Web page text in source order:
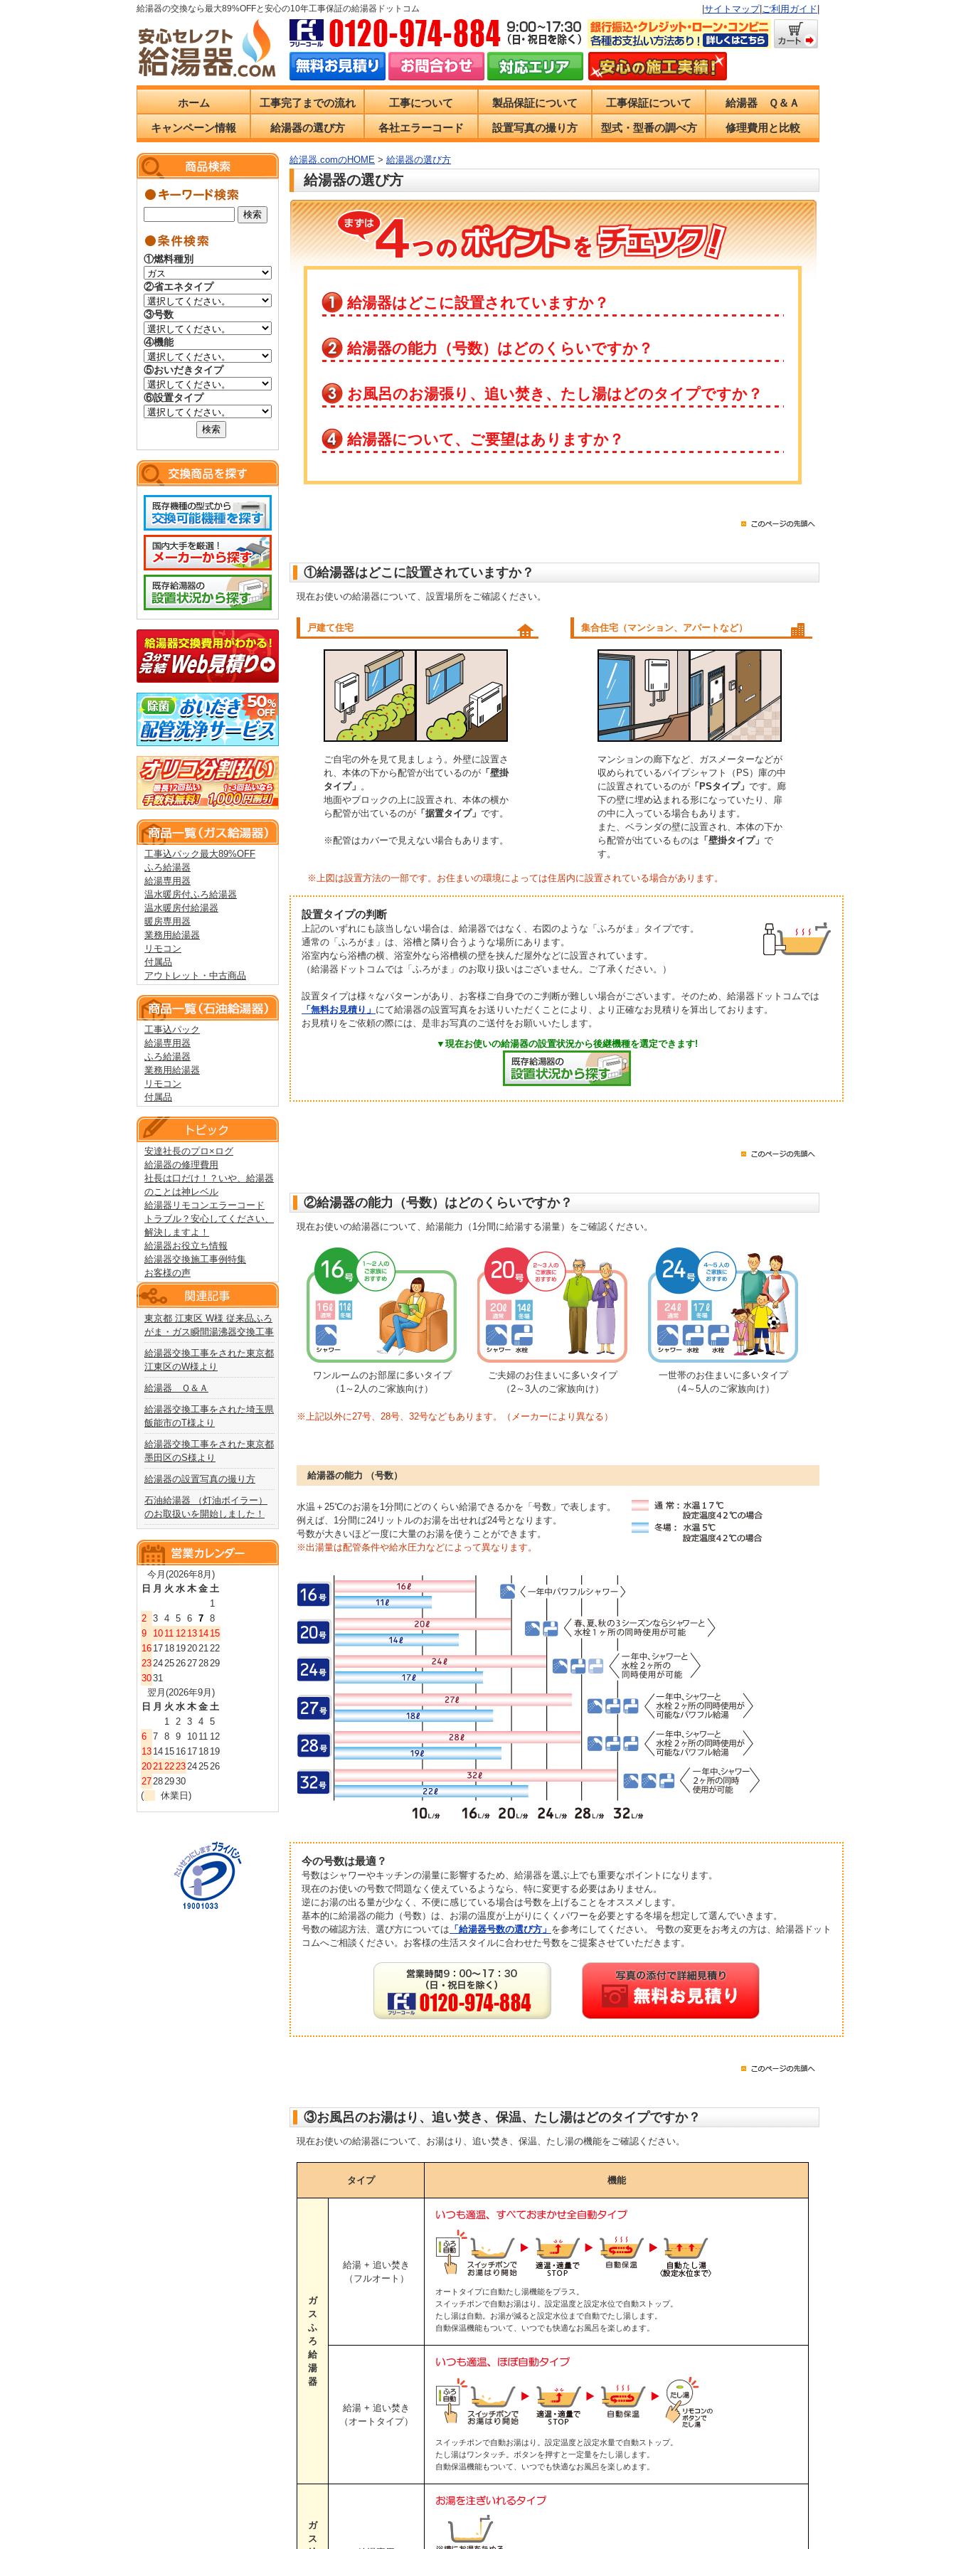
給湯器の交換なら最大89%OFFと安心の10年工事保証の給湯器ドットコム サイトマップ| ご利用ガイド
ホーム 工事完了までの流れ 工事について 製品保証について 工事保証について 給湯器 Ｑ＆Ａ
キャンペーン情報 給湯器の選び方 各社エラーコード 設置写真の撮り方 型式・型番の調べ方 修理費用と比較
給湯器.comのHOME > 給湯器の選び方
給湯器の選び方
給湯器はどこに設置されていますか？
給湯器の能力（号数）はどのくらいですか？
お風呂のお湯張り、追い焚き、たし湯はどのタイプですか？
給湯器について、ご要望はありますか？
①給湯器はどこに設置されていますか？
現在お使いの給湯器について、設置場所をご確認ください。
戸建て住宅
ご自宅の外を見て見ましょう。外壁に設置さ
れ、本体の下から配管が出ているのが 「壁掛
タイプ」 。
地面やブロックの上に設置され、本体の横か
ら配管が出ているのが 「据置タイプ」 です。
※配管はカバーで見えない場合もあります。
集合住宅（マンション、アパートなど）
マンションの廊下など、ガスメーターなどが
収められているパイプシャフト（PS）庫の中
に設置されているのが 「PSタイプ」 です。廊
下の壁に埋め込まれる形になっていたり、扉
の中に入っている場合もあります。
また、ベランダの壁に設置され、本体の下か
ら配管が出ているものは 「壁掛タイプ」 で
す。
※上図は設置方法の一部です。お住まいの環境によっては住居内に設置されている場合があります。
設置タイプの判断
上記のいずれにも該当しない場合は、給湯器ではなく、右図のような「ふろがま」タイプです。
通常の「ふろがま」は、浴槽と隣り合うような場所にあります。
浴室内なら浴槽の横、浴室外なら浴槽横の壁を挟んだ屋外などに設置されています。
（給湯器ドットコムでは「ふろがま」のお取り扱いはございません。ご了承ください。）
設置タイプは様々なパターンがあり、お客様ご自身でのご判断が難しい場合がございます。そのため、給湯器ドットコムでは
「無料お見積り」 にて給湯器の設置写真をお送りいただくことにより、より正確なお見積りを算出しております。
お見積りをご依頼の際には、是非お写真のご送付をお願いいたします。
▼現在お使いの給湯器の設置状況から後継機種を選定できます!
②給湯器の能力（号数）はどのくらいですか？
現在お使いの給湯器について、給湯能力（1分間に給湯する湯量）をご確認ください。
ワンルームのお部屋に多いタイプ
（1～2人のご家族向け）
ご夫婦のお住まいに多いタイプ
（2～3人のご家族向け）
一世帯のお住まいに多いタイプ
（4～5人のご家族向け）
※上記以外に27号、28号、32号などもあります。（メーカーにより異なる）
給湯器の能力 （号数）
水温＋25℃のお湯を1分間にどのくらい給湯できるかを「号数」で表します。
例えば、1分間に24リットルのお湯を出せれば24号となります。
号数が大きいほど一度に大量のお湯を使うことができます。
※出湯量は配管条件や給水圧力などによって異なります。
今の号数は最適？
号数はシャワーやキッチンの湯量に影響するため、給湯器を選ぶ上でも重要なポイントになります。
現在のお使いの号数で問題なく使えているようなら、特に変更する必要はありません。
逆にお湯の出る量が少なく、不便に感じている場合は号数を上げることをオススメします。
基本的に給湯器の能力（号数）は、お湯の温度が上がりにくくパワーを必要とする冬場を想定して選んでいきます。
号数の確認方法、選び方については 「給湯器号数の選び方」 を参考にしてください。 号数の変更をお考えの方は、給湯器ドット
コムへご相談ください。お客様の生活スタイルに合わせた号数をご提案させていただきます。
③お風呂のお湯はり、追い焚き、保温、たし湯はどのタイプですか？
現在お使いの給湯器について、お湯はり、追い焚き、保温、たし湯の機能をご確認ください。
タイプ 機能
ガ
ス
ふ
ろ
給
湯
器
給湯 + 追い焚き
（フルオート）
オートタイプに自動たし湯機能をプラス。
スイッチポンで自動お湯はり。設定温度と設定水位で自動ストップ。
たし湯は自動。お湯が減ると設定水位まで自動でたし湯します。
自動保温機能もついて、いつでも快適なお風呂を楽しめます。
給湯 + 追い焚き
（オートタイプ）
スイッチポンで自動お湯はり。設定温度と設定水量で自動ストップ。
たし湯はワンタッチ。ボタンを押すと一定量をたし湯します。
自動保温機能もついて、いつでも快適なお風呂を楽しめます。
ガ
ス
①燃料種別
②省エネタイプ
③号数
④機能
⑤おいだきタイプ
⑥設置タイプ
工事込パック最大89%OFF
ふろ給湯器
給湯専用器
温水暖房付ふろ給湯器
温水暖房付給湯器
暖房専用器
業務用給湯器
リモコン
付属品
アウトレット・中古商品
工事込パック
給湯専用器
ふろ給湯器
業務用給湯器
リモコン
付属品
安達社長のプロ×ログ
給湯器の修理費用
社長は口だけ！？いや、給湯器
のことは神レベル
給湯器リモコンエラーコード
トラブル？安心してください、
解決しますよ！
給湯器お役立ち情報
給湯器交換施工事例特集
お客様の声
東京都 江東区 W様 従来品ふろ
がま・ガス瞬間湯沸器交換工事
給湯器交換工事をされた東京都
江東区のW様より
給湯器 Ｑ＆Ａ
給湯器交換工事をされた埼玉県
飯能市のT様より
給湯器交換工事をされた東京都
墨田区のS様より
給湯器の設置写真の撮り方
石油給湯器 （灯油ボイラー）
のお取扱いを開始しました！
今月(2026年8月)
日 月 火 水 木 金 土
1
2 3 4 5 6 7 8
9
10 11 12 13 14 15
16 17 18 19202122
23242526272829
3031
翌月(2026年9月)
日 月 火 水 木 金 土
1 2 3 4 5
6 7 8 9 10 11 12
13 14 15 16 17 18 19
20212223242526
27282930
(
休業日)